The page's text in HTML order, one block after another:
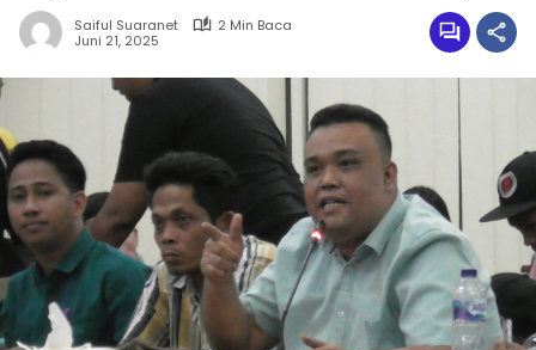
Saiful Suaranet
2 Min Baca
Juni 21, 2025